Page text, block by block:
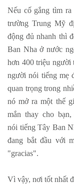
Nếu cố gắng tìm ra
trường Trung Mỹ
động đủ nhanh thì
Ban Nha ở nước
hơn 400 triệu người
người nói tiếng mẹ
quan trọng trong
nó mở ra một thế
mắn thay cho
nói tiếng Tây Ban
đang bắt đầu với
"gracias".
Vì vậy, nơi tốt nhất